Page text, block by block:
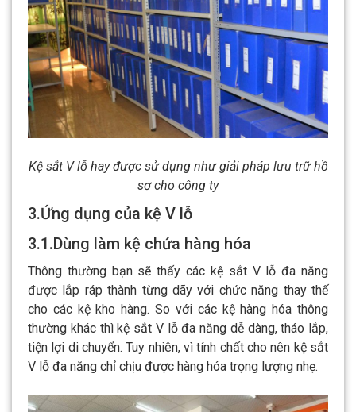
Kệ sắt V lỗ hay được sử dụng như giải pháp lưu trữ hồ
sơ cho công ty
3.Ứng dụng của kệ V lỗ
3.1.Dùng làm kệ chứa hàng hóa
Thông thường bạn sẽ thấy các kệ sắt V lỗ đa năng
được lắp ráp thành từng dãy với chức năng thay thế
cho các kệ kho hàng. So với các kệ hàng hóa thông
thường khác thì kệ sắt V lỗ đa năng dễ dàng, tháo lắp,
tiện lợi di chuyển. Tuy nhiên, vì tính chất cho nên kệ sắt
V lỗ đa năng chỉ chịu được hàng hóa trọng lượng nhẹ.